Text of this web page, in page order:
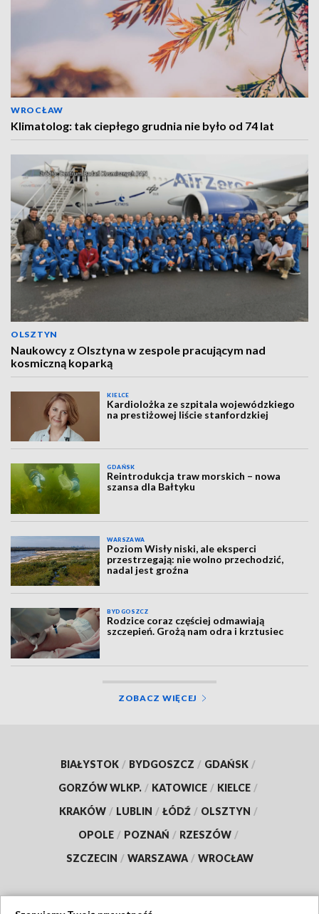
WROCŁAW
Klimatolog: tak ciepłego grudnia nie było od 74 lat
OLSZTYN
Naukowcy z Olsztyna w zespole pracującym nad
kosmiczną koparką
KIELCE
Kardiolożka ze szpitala wojewódzkiego
na prestiżowej liście stanfordzkiej
GDAŃSK
Reintrodukcja traw morskich – nowa
szansa dla Bałtyku
WARSZAWA
Poziom Wisły niski, ale eksperci
przestrzegają: nie wolno przechodzić,
nadal jest groźna
BYDGOSZCZ
Rodzice coraz częściej odmawiają
szczepień. Grożą nam odra i krztusiec
ZOBACZ WIĘCEJ
BIAŁYSTOK / BYDGOSZCZ / GDAŃSK /
GORZÓW WLKP. / KATOWICE / KIELCE /
KRAKÓW / LUBLIN / ŁÓDŹ / OLSZTYN /
OPOLE / POZNAŃ / RZESZÓW /
SZCZECIN / WARSZAWA / WROCŁAW